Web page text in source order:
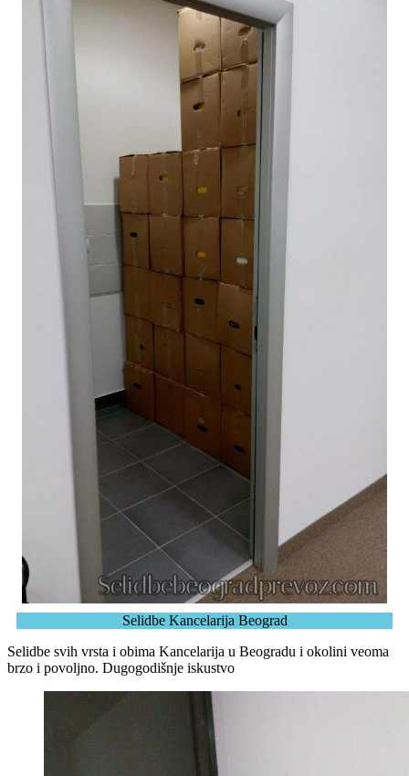
Selidbe Kancelarija Beograd
Selidbe svih vrsta i obima Kancelarija u Beogradu i okolini veoma
brzo i povoljno. Dugogodišnje iskustvo